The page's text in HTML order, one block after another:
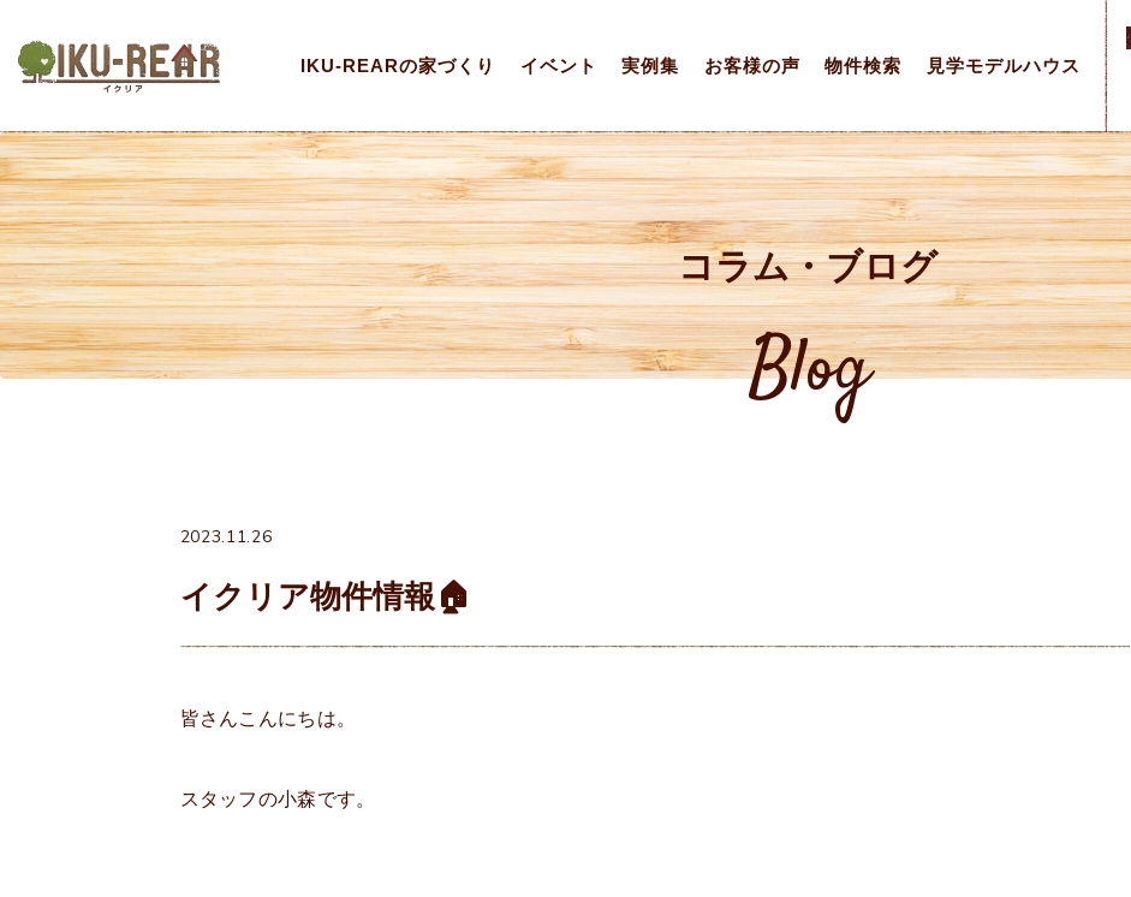
IKU-REARの家づくり イベント 実例集 お客様の声 物件検索 見学モデルハウス
コラム・ブログ
Blog
2023.11.26
イクリア物件情報🏠
皆さんこんにちは。
スタッフの小森です。